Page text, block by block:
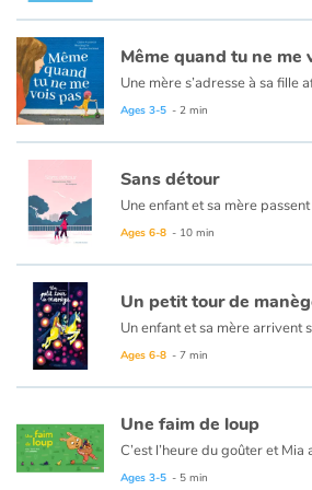
Même quand tu ne me
Ages 3-5 - 2 min
Sans détour
Ages 6-8 - 10 min
Un petit tour de
Ages 6-8 - 7 min
Une faim de loup
Ages 3-5 - 5 min